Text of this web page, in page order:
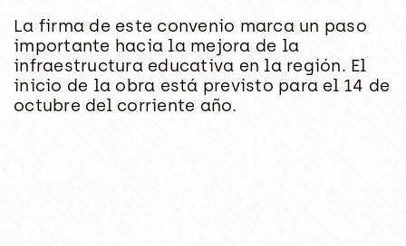
La firma de este convenio marca un paso
importante hacia la mejora de la
infraestructura educativa en la región. El
inicio de la obra está previsto para el 14 de
octubre del corriente año.